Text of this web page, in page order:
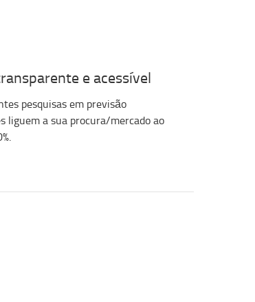
e acessível
pesquisas em previsão
liguem a sua procura/mercado ao